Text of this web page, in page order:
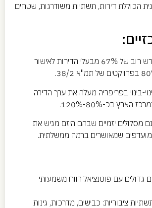
הכוללת דירות, תשתיות משודרגות, שטחים
דרישות חתימות: נדרש רוב של 67% מבעלי הדירות לאישור
בינוי בפריפריה מעלה את ערך הדירה
מסלולים יזמיים שבהם היזם מגיש את
מועדפים שמאושרים ברמה ממשלתית.
גדולים עם פוטנציאל רווח משמעותי
ציבוריות: כבישים, מדרכות, גינות